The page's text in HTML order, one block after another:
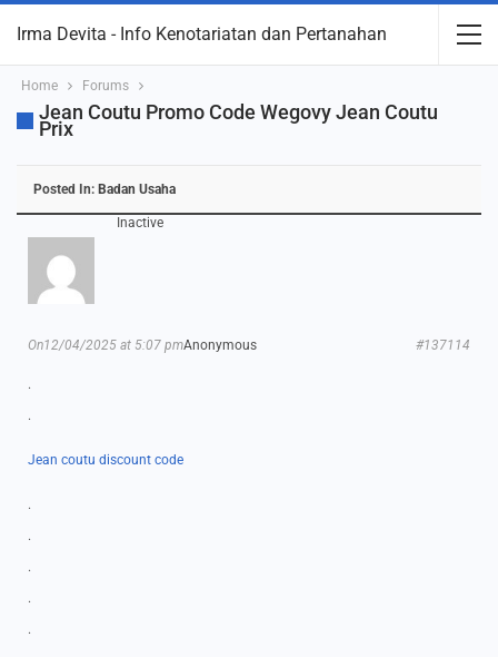
Irma Devita - Info Kenotariatan dan Pertanahan
Home Forums
Jean Coutu Promo Code Wegovy Jean Coutu
Prix
Posted In: Badan Usaha
Inactive
Anonymous
On12/04/2025 at 5:07 pm #137114
.
.
Jean coutu discount code
.
.
.
.
.